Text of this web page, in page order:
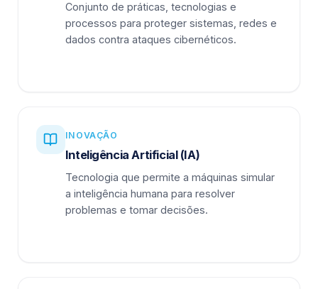
Conjunto de práticas, tecnologias e
processos para proteger sistemas, redes e
dados contra ataques cibernéticos.
INOVAÇÃO
Inteligência Artificial (IA)
Tecnologia que permite a máquinas simular
a inteligência humana para resolver
problemas e tomar decisões.